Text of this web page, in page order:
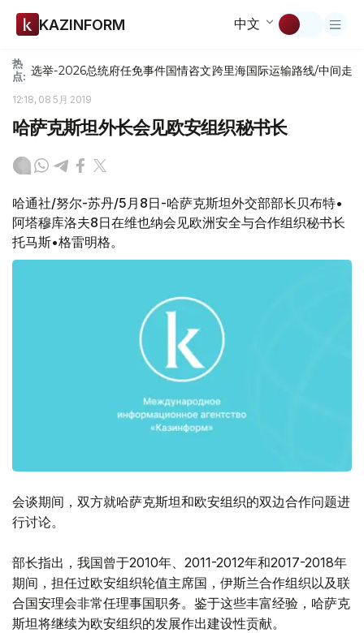
KAZINFORM 中文
热
点: 选举-2026总统府任免事件国情咨文跨里海国际运输路线/中间走廊
12:18, 08 5月 2019
哈萨克斯坦外长会见欧安组织秘书长
哈通社/努尔-苏丹/5月8日-哈萨克斯坦外交部部长贝布特•
阿塔穆库洛夫8日在维也纳会见欧洲安全与合作组织秘书长
托马斯•格雷明格。
会谈期间，双方就哈萨克斯坦和欧安组织的双边合作问题进
行讨论。
部长指出，我国曾于2010年、2011-2012年和2017-2018年
期间，担任过欧安组织轮值主席国，伊斯兰合作组织以及联
合国安理会非常任理事国职务。鉴于这些丰富经验，哈萨克
斯坦将继续为欧安组织的发展作出建设性贡献。